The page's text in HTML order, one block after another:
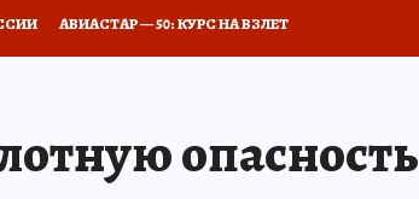
АВИАСТАР — 50: КУРС НА ВЗЛЕТ
опасность